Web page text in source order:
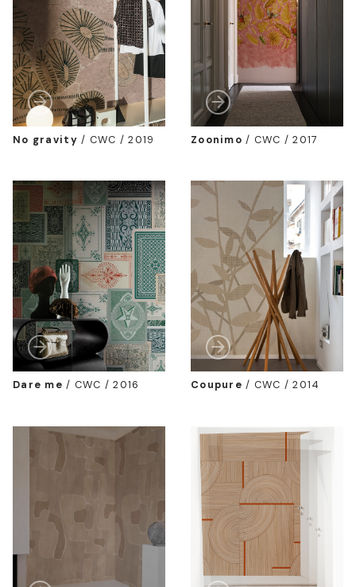
No gravity / CWC / 2019 Zoonimo / CWC / 2017
Dare me / CWC / 2016 Coupure / CWC / 2014